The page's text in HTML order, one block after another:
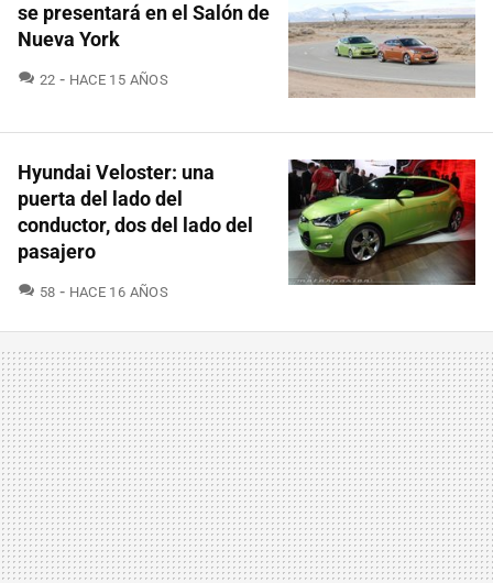
se presentará en el Salón de
Nueva York
22 COMENTARIOS
HACE 15 AÑOS
Hyundai Veloster: una
puerta del lado del
conductor, dos del lado del
pasajero
58 COMENTARIOS
HACE 16 AÑOS